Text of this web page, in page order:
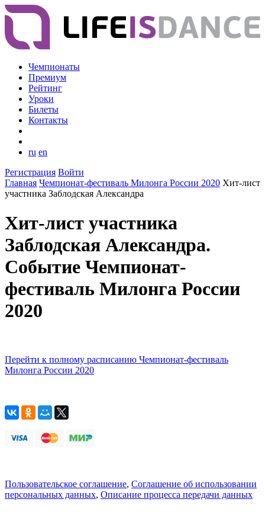
Чемпионаты
Премиум
Рейтинг
Уроки
Билеты
Контакты
ru en
Регистрация Войти
Главная Чемпионат-фестиваль Милонга России 2020 Хит-лист
участника Заблодская Александра
Хит-лист участника
Заблодская Александра.
Событие Чемпионат-
фестиваль Милонга России
2020
Перейти к полному расписанию Чемпионат-фестиваль
Милонга России 2020
Пользовательское соглашение, Соглашение об использовании
персональных данных, Описание процесса передачи данных